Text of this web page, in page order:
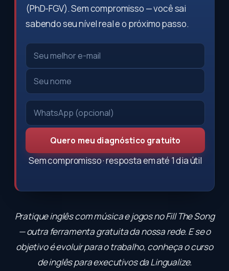
(PhD-FGV). Sem compromisso — você sai
sabendo seu nível real e o próximo passo.
Quero meu diagnóstico gratuito
Sem compromisso · resposta em até 1 dia útil
Pratique inglês com música e jogos noFill The Song
— outra ferramenta gratuita da nossa rede. E se o
objetivo é evoluir para o trabalho, conheça ocurso
de inglês para executivosda Lingualize.